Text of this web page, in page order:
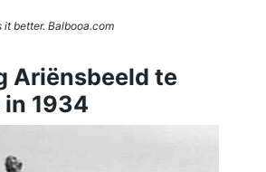
it better. Balbooa.com
Ariënsbeeld te
in 1934